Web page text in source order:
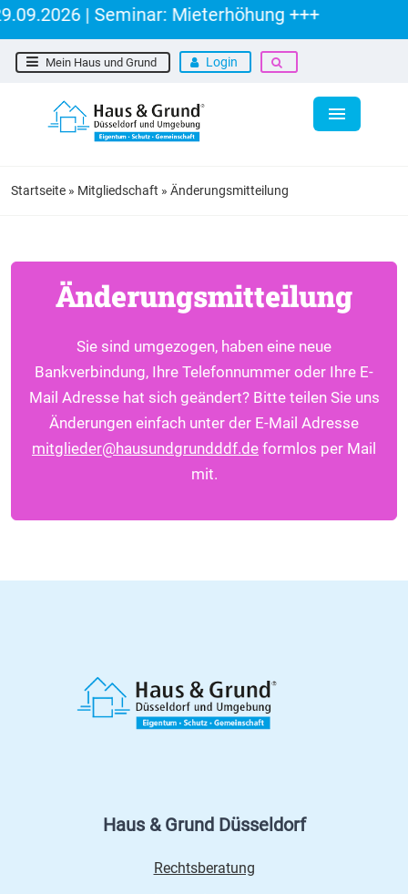
| Seminar: Mieterhöhung +++
Mein Haus und Grund Login
Startseite » Mitgliedschaft » Änderungsmitteilung
Änderungsmitteilung
Sie sind umgezogen, haben eine neue
Bankverbindung, Ihre Telefonnummer oder Ihre E-
Mail Adresse hat sich geändert? Bitte teilen Sie uns
Änderungen einfach unter der E-Mail Adresse
mitglieder@hausundgrundddf.de formlos per Mail
mit.
Haus & Grund Düsseldorf
Rechtsberatung